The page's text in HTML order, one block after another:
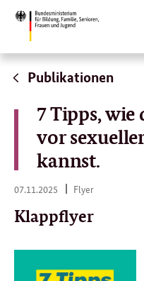
Direktlink:
Publikationen
7 Tipps, wie
vor
kannst.
07.11.2025 07.
2025
Flyer
Klappflyer